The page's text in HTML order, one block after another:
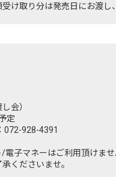
け取り分は発売日にお渡し
会）
定
072-928-4391
子マネーはご利用頂けませ
くださいませ。